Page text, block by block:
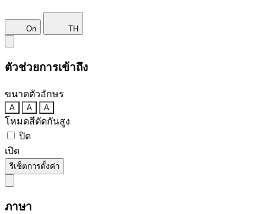
On TH
ตัวช่วยการเข้าถึง
ขนาดตัวอักษร
A A A
โหมดสีตัดกันสูง
ปิด
เปิด
รีเซ็ตการตั้งค่า
ภาษา